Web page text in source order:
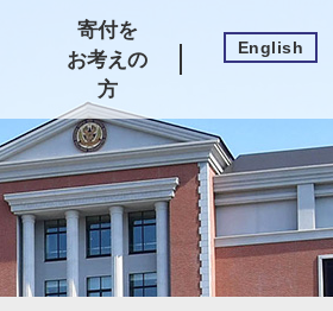
寄付を
お考えの
方
English